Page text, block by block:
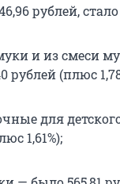
рублей, стало
и из смеси
рублей (плюс
для
1,61%);